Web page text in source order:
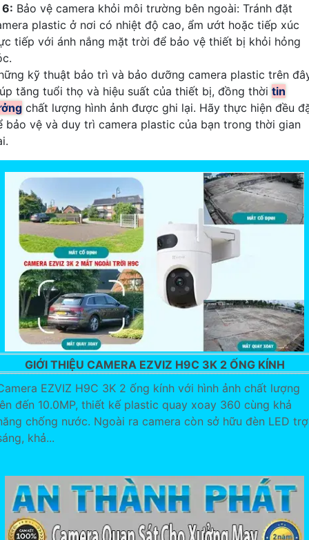
6: Bảo vệ camera khỏi môi trường bên ngoài: Tránh đặt
plastic ở nơi có nhiệt độ cao, ẩm ướt hoặc tiếp xúc
tiếp với ánh nắng mặt trời để bảo vệ thiết bị khỏi hỏng
kỹ thuật bảo trì và bảo dưỡng camera plastic trên
tăng tuổi thọ và hiệu suất của thiết bị, đồng thời tin
chất lượng hình ảnh được ghi lại. Hãy thực hiện đều
bảo vệ và duy trì camera plastic của bạn trong thời gian
GIỚI THIỆU CAMERA EZVIZ H9C 3K 2 ỐNG KÍNH
EZVIZ H9C 3K 2 ống kính với hình ảnh chất lượng
đến 10.0MP, thiết kế plastic quay xoay 360 cùng khả
chống nước. Ngoài ra camera còn sở hữu đèn LED trợ
khả...